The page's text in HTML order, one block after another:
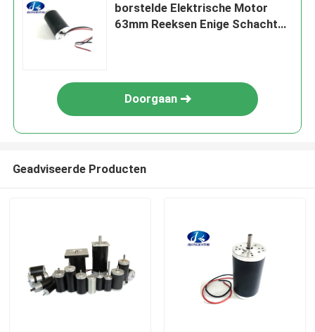
borstelde Elektrische Motor
63mm Reeksen Enige Schacht
Doorgaan
Geadviseerde Producten